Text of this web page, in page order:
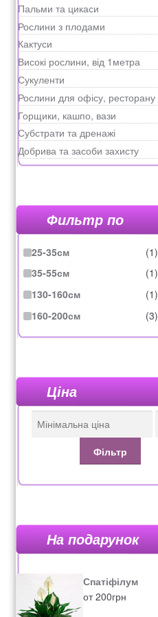
Пальми та цикаси
Рослини з плодами
Кактуси
Високі рослини, від 1метра
Сукуленти
Рослини для офісу, ресторану
Горщики, кашпо, вази
Субстрати та дренажі
Добрива та засоби захисту
Фильтр по
25-35см
(1)
35-55см
(1)
130-160см
(1)
160-200см
(3)
Ціна
Фільтр
На подарунок
Спатіфілум
от200грн